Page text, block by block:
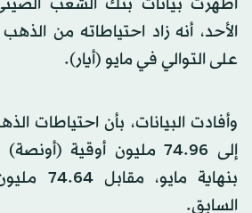
أظهرت بيانات بنك الشعب
الأحد، أنه زاد احتياطاته من
على التوالي في مايو (أيار).
وأفادت البيانات، بأن احتياطات
إلى 74.96 مليون أوقية
بنهاية
السابق.